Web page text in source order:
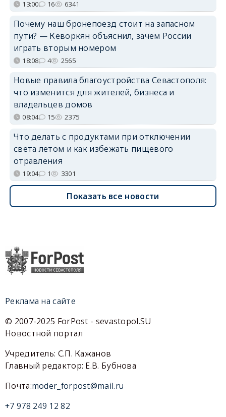
13:00 16 6341
Почему наш бронепоезд стоит на запасном
пути? — Кеворкян объяснил, зачем России
играть вторым номером
18:08 4 2565
Новые правила благоустройства Севастополя:
что изменится для жителей, бизнеса и
владельцев домов
08:04 15 2375
Что делать с продуктами при отключении
света летом и как избежать пищевого
отравления
19:04 1 3301
Показать все новости
Реклама на сайте
© 2007-2025 ForPost - sevastopol.SU
Новостной портал
Учредитель: С.П. Кажанов
Главный редактор: Е.В. Бубнова
Почта:moder_forpost@mail.ru
+7 978 249 12 82